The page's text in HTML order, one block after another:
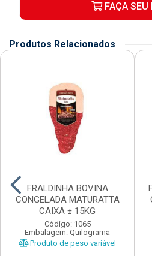
FAÇA SEU
Produtos Relacionados
FRALDINHA BOVINA
CONGELADA MATURATTA
CAIXA ± 15KG
Código: 1065
Embalagem: Quilograma
Produto de peso variável